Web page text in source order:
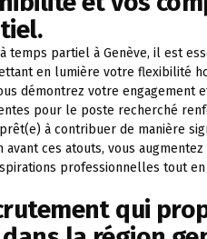
temps partiel à Genève, il est
en lumière votre flexibilité
démontrez votre engagement
pour le poste recherché
à contribuer de manière
ces atouts, vous augmentez
professionnelles tout
qui